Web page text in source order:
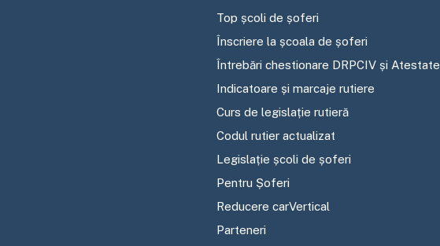
Top școli de șoferi
Înscriere la școala de șoferi
Întrebări chestionare DRPCIV și Atestate
Indicatoare și marcaje rutiere
Curs de legislație rutieră
Codul rutier actualizat
Legislație școli de șoferi
Pentru Șoferi
Reducere carVertical
Parteneri